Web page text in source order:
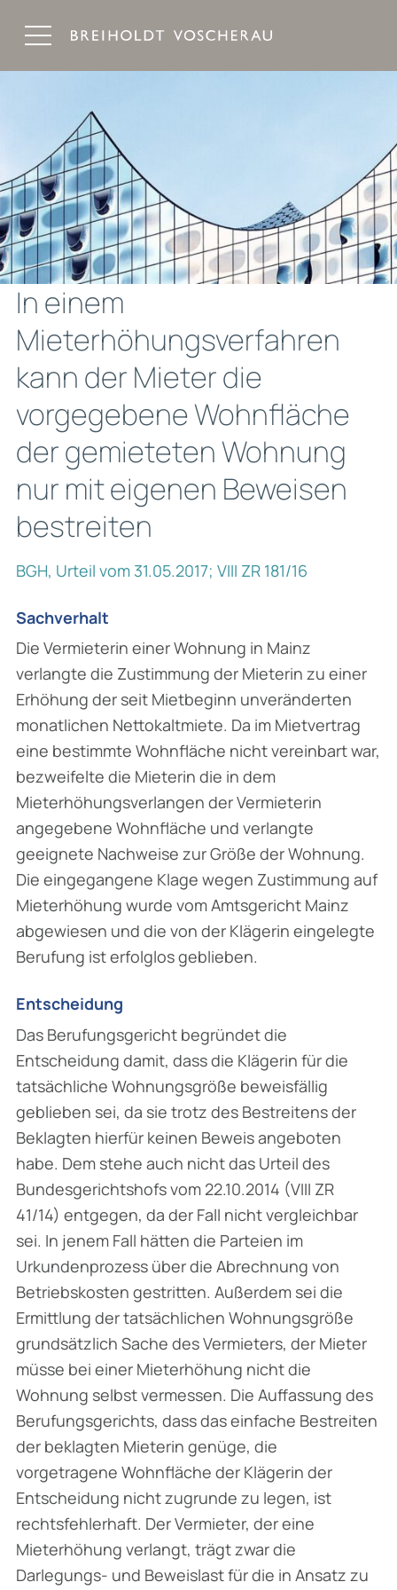
In einem
Mieterhöhungsverfahren
kann der Mieter die
vorgegebene Wohnfläche
der gemieteten Wohnung
nur mit eigenen Beweisen
bestreiten
BGH, Urteil vom 31.05.2017; VIII ZR 181/16
Sachverhalt
Die Vermieterin einer Wohnung in Mainz
verlangte die Zustimmung der Mieterin zu einer
Erhöhung der seit Mietbeginn unveränderten
monatlichen Nettokaltmiete. Da im Mietvertrag
eine bestimmte Wohnfläche nicht vereinbart war,
bezweifelte die Mieterin die in dem
Mieterhöhungsverlangen der Vermieterin
angegebene Wohnfläche und verlangte
geeignete Nachweise zur Größe der Wohnung.
Die eingegangene Klage wegen Zustimmung auf
Mieterhöhung wurde vom Amtsgericht Mainz
abgewiesen und die von der Klägerin eingelegte
Berufung ist erfolglos geblieben.
Entscheidung
Das Berufungsgericht begründet die
Entscheidung damit, dass die Klägerin für die
tatsächliche Wohnungsgröße beweisfällig
geblieben sei, da sie trotz des Bestreitens der
Beklagten hierfür keinen Beweis angeboten
habe. Dem stehe auch nicht das Urteil des
Bundesgerichtshofs vom 22.10.2014 (VIII ZR
41/14) entgegen, da der Fall nicht vergleichbar
sei. In jenem Fall hätten die Parteien im
Urkundenprozess über die Abrechnung von
Betriebskosten gestritten. Außerdem sei die
Ermittlung der tatsächlichen Wohnungsgröße
grundsätzlich Sache des Vermieters, der Mieter
müsse bei einer Mieterhöhung nicht die
Wohnung selbst vermessen. Die Auffassung des
Berufungsgerichts, dass das einfache Bestreiten
der beklagten Mieterin genüge, die
vorgetragene Wohnfläche der Klägerin der
Entscheidung nicht zugrunde zu legen, ist
rechtsfehlerhaft. Der Vermieter, der eine
Mieterhöhung verlangt, trägt zwar die
Darlegungs- und Beweislast für die in Ansatz zu